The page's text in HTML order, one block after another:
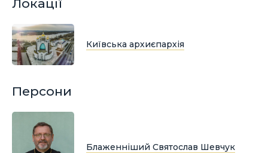
Локації
Київська архиєпархія
Персони
Блаженніший Святослав Шевчук